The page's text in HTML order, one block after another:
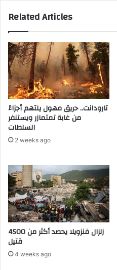
ع
ث
و
ل
ه
أ
م
ا
م
ل
ح
ك
م
ة
ا
ل
ا
ب
ت
ف
ت
ك
ل
ف
ة
ا
ل
صّ
د
ة
"
ب
ا
ل
ع
ا
ل
Related Articles
تارودانت.. حريق مهول يلتهم أجزاءً
من غابة تمتمازر ويستنفر
السلطات
2 weeks ago
زلزال فنزويلا يحصد أكثر من 4500
قتيل
4 weeks ago